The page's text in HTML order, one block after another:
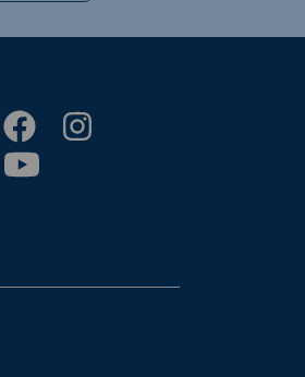
facebook instagram
youtube